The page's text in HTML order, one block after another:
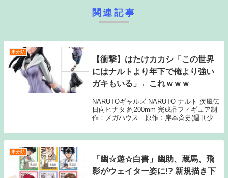
関連記事
未分類
【衝撃】はたけカカシ「この世界
にはナルトより年下で俺より強い
ガキもいる」←これｗｗｗ
NARUTOギャルズ NARUTO‐ナルト‐疾風伝
日向ヒナタ 約200mm 完成品フィギュア制
作：メガハウス 原作：岸本斉史(週刊少年
『NARUTO』 著者：岸本斉史(週刊少年
ジャンプ/集英...
未分類
「幽☆遊☆白書」幽助、蔵馬、飛
影がウェイター姿に!? 新規描き下